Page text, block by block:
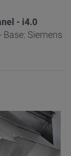
- i4.0
Siemens